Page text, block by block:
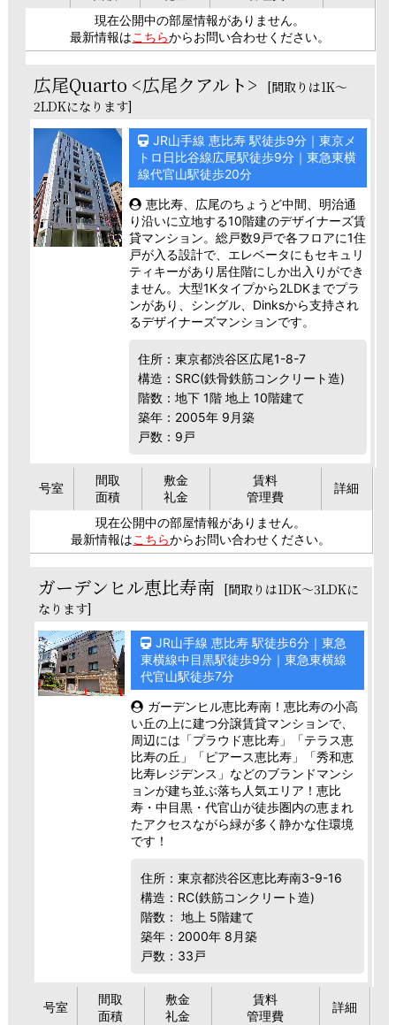
現在公開中の部屋情報がありません。
最新情報はこちらからお問い合わせください。
広尾Quarto <広尾クアルト>
[間取りは1K～
2LDKになります]
JR山手線 恵比寿 駅徒歩9分｜東京メ
トロ日比谷線広尾駅徒歩9分｜東急東横
線代官山駅徒歩20分
恵比寿、広尾のちょうど中間、明治通
り沿いに立地する10階建のデザイナーズ賃
貸マンション。総戸数9戸で各フロアに1住
戸が入る設計で、エレベータにもセキュリ
ティキーがあり居住階にしか出入りができ
ません。大型1Kタイプから2LDKまでプラ
ンがあり、シングル、Dinksから支持され
るデザイナーズマンションです。
住所：東京都渋谷区広尾1-8-7
構造：SRC(鉄骨鉄筋コンクリート造)
階数：地下 1階 地上 10階建て
築年：2005年 9月築
戸数：9戸
号室
間取
面積
敷金
礼金
賃料
管理費
詳細
現在公開中の部屋情報がありません。
最新情報はこちらからお問い合わせください。
ガーデンヒル恵比寿南 [間取りは1DK～3LDKに
なります]
JR山手線 恵比寿 駅徒歩6分｜東急
東横線中目黒駅徒歩9分｜東急東横線
代官山駅徒歩7分
ガーデンヒル恵比寿南！恵比寿の小高
い丘の上に建つ分譲賃貸マンションで、
周辺には「プラウド恵比寿」「テラス恵
比寿の丘」「ピアース恵比寿」「秀和恵
比寿レジデンス」などのブランドマンシ
ョンが建ち並ぶ落ち人気エリア！恵比
寿・中目黒・代官山が徒歩圏内の恵まれ
たアクセスながら緑が多く静かな住環境
です！
住所：東京都渋谷区恵比寿南3-9-16
構造：RC(鉄筋コンクリート造)
階数： 地上 5階建て
築年：2000年 8月築
戸数：33戸
号室
間取
面積
敷金
礼金
賃料
管理費
詳細